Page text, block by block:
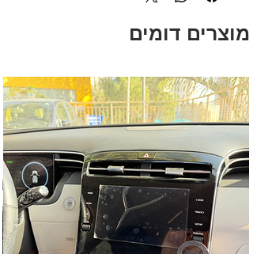
מוצרים דומים